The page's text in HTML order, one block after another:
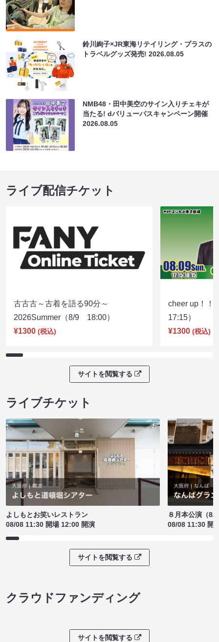
鈴川絢子×JR東海リテイリング・プラスの
トラベルグッズ発売!2026.08.05
NMB48・田中美空のサイン入りチェキが
当たる! dバリューパスキャンペーン開催
2026.08.05
ライブ配信チケット
古古古～古着を語る90分～
2026Summer（8/9 18:00）
¥1300 (税込)
cheer up！
17:15）
¥1300 (税込)
サイトを閲覧する
ライブチケット
よしもとお笑いレストラン
08/08 11:30 開場 12:00 開演
８月本公演（8/
08/08 11:30 開
サイトを閲覧する
クラウドファンディング
サイトを閲覧する